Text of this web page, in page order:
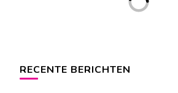
RECENTE BERICHTEN